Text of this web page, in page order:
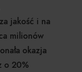
jakość i na
milionów
okazja
o 20%